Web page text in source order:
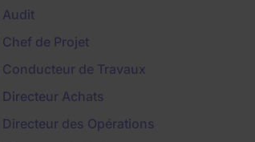
Audit
Chef de Projet
Conducteur de Travaux
Directeur Achats
Directeur des Opérations